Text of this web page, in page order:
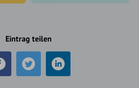
Eintrag teilen